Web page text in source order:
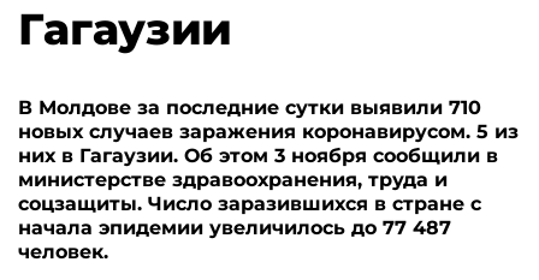
Гагаузии
В Молдове за последние сутки выявили 710
новых случаев заражения коронавирусом. 5 из
них в Гагаузии. Об этом 3 ноября сообщили в
министерстве здравоохранения, труда и
соцзащиты. Число заразившихся в стране с
начала эпидемии увеличилось до 77 487
человек.